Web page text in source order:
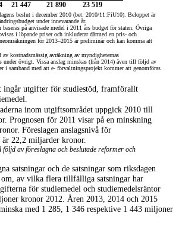
21 447 21 890 23 519
beslut i december 2010 (bet. 2010/11:FiU10). Beloppet är
under innevarande år.
på anvisade medel i 2011 års budget för staten. Övriga
i löpande priser och inkluderar därmed en pris- och
för2013–2015 är preliminär och kan komma att
kostnadsmässig avräkning av myndigheternas
under övrigt. Vissa anslag minskas (från 2014) även till följd av
i samband med att e- förvaltningsprojekt kommer att genomföras
ingår utgifter för studiestöd, framförallt
inom utgiftsområdet uppgick 2010 till
Prognosen för 2011 visar på en minskning
Föreslagen anslagsnivå för
22,2 miljarder kronor.
av föreslagna och beslutade reformer och
satsningar och de satsningar som riksdagen
av vilka flera tillfälliga satsningar har
för studiemedel och studiemedelsräntor
kronor 2012. Åren 2013, 2014 och 2015
med 1 285, 1 346 respektive 1 443 miljoner